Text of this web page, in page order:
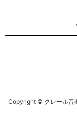
Copyright © クレール音